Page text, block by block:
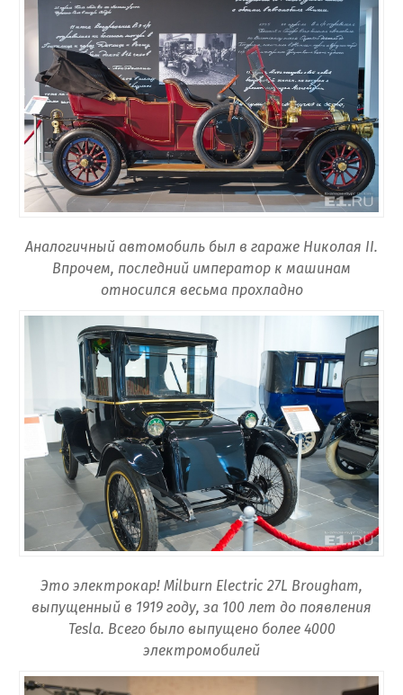
Аналогичный автомобиль был в гараже Николая II.
Впрочем, последний император к машинам
относился весьма прохладно
Это электрокар! Milburn Electric 27L Brougham,
выпущенный в 1919 году, за 100 лет до появления
Tesla. Всего было выпущено более 4000
электромобилей